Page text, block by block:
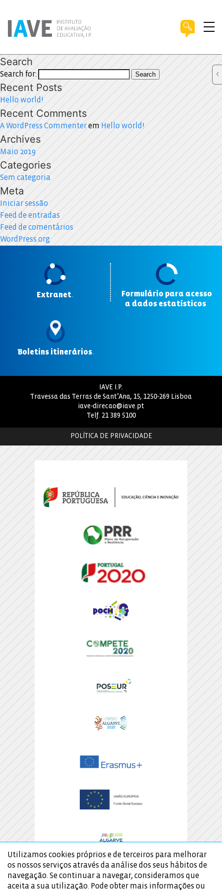
Search
Search for: Search
Recent Posts
Hello world!
Recent Comments
A WordPress Commenterem Hello world!
Archives
Maio 2019
Categories
Sem categoria
Meta
Iniciar sessão
Feed de entradas
Feed de comentários
WordPress.org
Extranet.
Formulário para acesso
a dados estatísticos
Boletins itinerários.
IAVE I.P.
Travessa das Terras de Sant’Ana, 15, 1250-269 Lisboa
iave-direcao@iave.pt
Telf. 21 389 5100
POLÍTICA DE PRIVACIDADE
Utilizamos cookies próprios e de terceiros para melhorar
os nossos serviços através da análise dos seus hábitos de
navegação. Se continuar a navegar, consideramos que
aceita a sua utilização. Pode obter mais informações ou